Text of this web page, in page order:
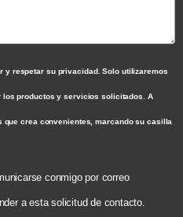
y respetar su privacidad. Solo utilizaremos
los productos y servicios solicitados. A
crea convenientes, marcando su casilla
conmigo por correo
a esta solicitud de contacto.